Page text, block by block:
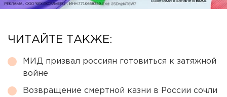
ЧИТАЙТЕ ТАКЖЕ:
МИД призвал россиян готовиться к затяжной
войне
Возвращение смертной казни в России сочли